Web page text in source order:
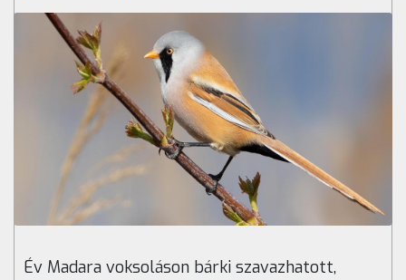
Év Madara voksoláson bárki szavazhatott,